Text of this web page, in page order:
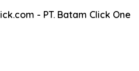
- PT. Batam Click One